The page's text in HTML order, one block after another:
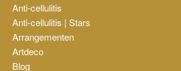
Anti-cellulitis
Anti-cellulitis | Stars
Arrangementen
Artdeco
Blog